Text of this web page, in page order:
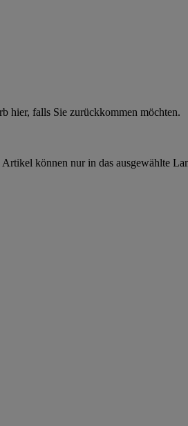
hier, falls Sie zurückkommen möchten.
können nur in das ausgewählte